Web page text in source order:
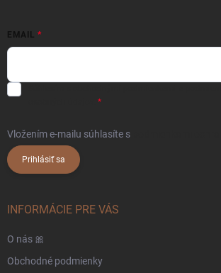
EMAIL
Vložením e-mailu súhlasíte s
Prihlásiť sa
INFORMÁCIE PRE VÁS
O nás 🎀
Obchodné podmienky